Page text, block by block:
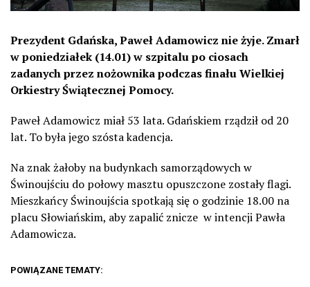
Prezydent Gdańska, Paweł Adamowicz nie żyje. Zmarł
w poniedziałek (14.01) w szpitalu po ciosach
zadanych przez nożownika podczas finału Wielkiej
Orkiestry Świątecznej Pomocy.
Paweł Adamowicz miał 53 lata. Gdańskiem rządził od 20
lat. To była jego szósta kadencja.
Na znak żałoby na budynkach samorządowych w
Świnoujściu do połowy masztu opuszczone zostały flagi.
Mieszkańcy Świnoujścia spotkają się o godzinie 18.00 na
placu Słowiańskim, aby zapalić znicze w intencji Pawła
Adamowicza.
POWIĄZANE TEMATY: